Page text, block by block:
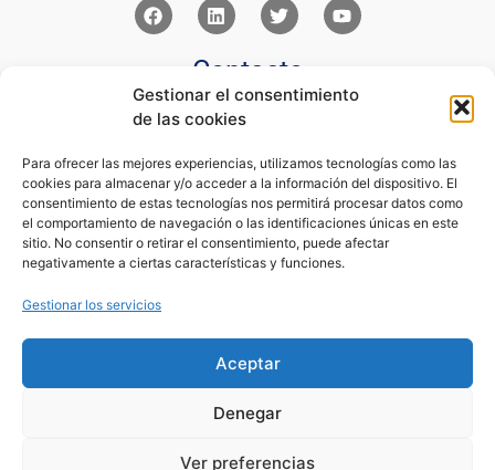
Gestionar el consentimiento
de las cookies
Para ofrecer las mejores experiencias, utilizamos tecnologías como las
cookies para almacenar y/o acceder a la información del dispositivo. El
consentimiento de estas tecnologías nos permitirá procesar datos como
el comportamiento de navegación o las identificaciones únicas en este
sitio. No consentir o retirar el consentimiento, puede afectar
negativamente a ciertas características y funciones.
Gestionar los servicios
Aceptar
Denegar
Ver preferencias
Contacto
Av Juan XXIII 15b Pozuelo de Alarcón – Madrid
+34 91 352 77 28
Links
Norlan Digital Marketing Para Psicólogos
Psicólogos Pozuelo
Psicología Para Tod@s
Legal
Condiciones de Uso y Venta
Política de Privacidad